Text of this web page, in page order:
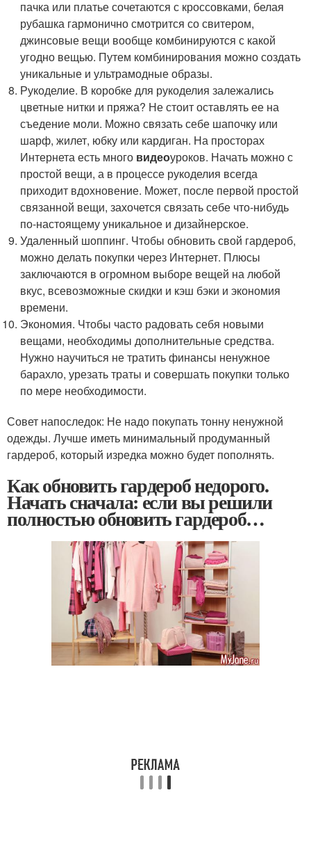
пачка или платье сочетаются с кроссовками, белая
рубашка гармонично смотрится со свитером,
джинсовые вещи вообще комбинируются с какой
угодно вещью. Путем комбинирования можно создать
уникальные и ультрамодные образы.
Рукоделие. В коробке для рукоделия залежались
цветные нитки и пряжа? Не стоит оставлять ее на
съедение моли. Можно связать себе шапочку или
шарф, жилет, юбку или кардиган. На просторах
Интернета есть много видеоуроков. Начать можно с
простой вещи, а в процессе рукоделия всегда
приходит вдохновение. Может, после первой простой
связанной вещи, захочется связать себе что-нибудь
по-настоящему уникальное и дизайнерское.
Удаленный шоппинг. Чтобы обновить свой гардероб,
можно делать покупки через Интернет. Плюсы
заключаются в огромном выборе вещей на любой
вкус, всевозможные скидки и кэш бэки и экономия
времени.
Экономия. Чтобы часто радовать себя новыми
вещами, необходимы дополнительные средства.
Нужно научиться не тратить финансы ненужное
барахло, урезать траты и совершать покупки только
по мере необходимости.
Совет напоследок: Не надо покупать тонну ненужной
одежды. Лучше иметь минимальный продуманный
гардероб, который изредка можно будет пополнять.
Как обновить гардероб недорого.
Начать сначала: если вы решили
полностью обновить гардероб…